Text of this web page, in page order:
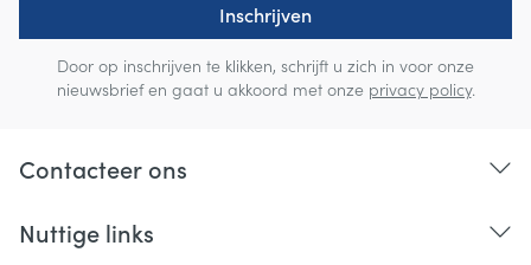
Inschrijven
Door op inschrijven te klikken, schrijft u zich in voor onze
nieuwsbrief en gaat u akkoord met onze privacy policy.
Contacteer ons
Nuttige links